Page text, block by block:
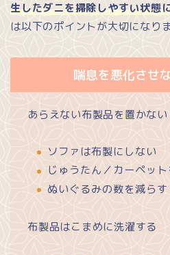
生したダニを掃除しやすい状態
は以下のポイントが大切になりま
喘息を悪化させ
あらえない布製品を置かない
ソファは布製にしない
じゅうたん／カーペッ
ぬいぐるみの数を減らす
布製品はこまめに洗濯する